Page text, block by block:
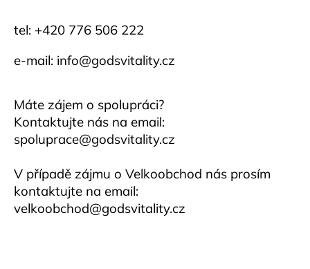
tel: +420 776 506 222
e-mail: info@godsvitality.cz
Máte zájem o spolupráci?
Kontaktujte nás na email:
spoluprace@godsvitality.cz
V případě zájmu o Velkoobchod nás prosím
kontaktujte na email:
velkoobchod@godsvitality.cz
e
a
í
t
?
HLEDAT